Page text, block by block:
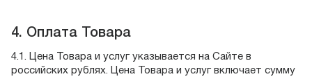
4. Оплата Товара
4.1. Цена Товара и услуг указывается на Сайте в
российских рублях. Цена Товара и услуг включает сумму